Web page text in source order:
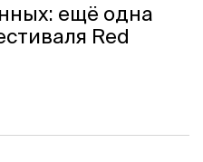
ещё одна
Red